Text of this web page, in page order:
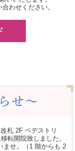
わせください。
札 2F ペデストリ
転開院致しました。
ませ。（1 階からも 2